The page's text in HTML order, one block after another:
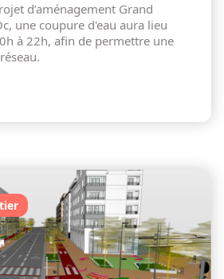
d’aménagement Grand
une coupure d'eau aura lieu
à 22h, afin de permettre une